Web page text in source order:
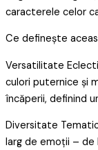
caracterele celor
Ce definește
Versatilitate
culori puternice și
încăperii, definind
Diversitate
larg de emoții –